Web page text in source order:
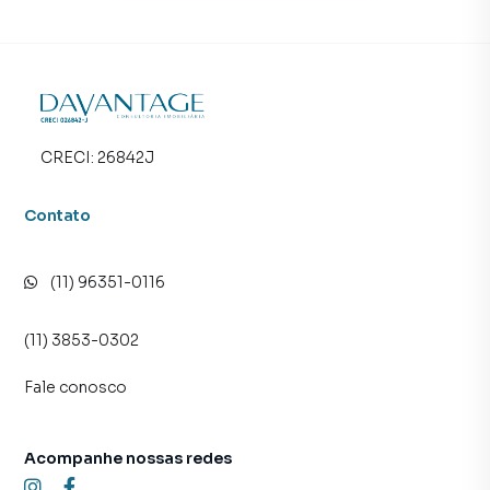
CRECI: 26842J
Contato
(11) 96351-0116
(11) 3853-0302
Fale conosco
Acompanhe nossas redes